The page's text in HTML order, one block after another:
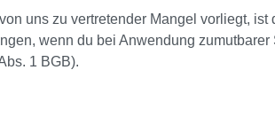
uns zu vertretender Mangel vorliegt, ist
wenn du bei Anwendung zumutbarer
1 BGB).